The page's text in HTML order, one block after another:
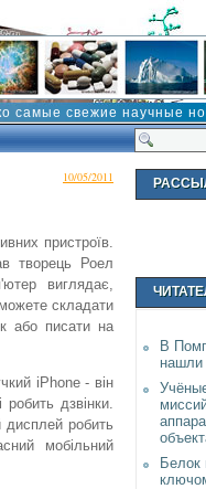
самые свежие научные
10/05/2011
пристроїв.
творець Роел
виглядає,
складати
або писати на
iPhone - він
дзвінки.
дисплей робить
мобільний
В
нашли
Белок